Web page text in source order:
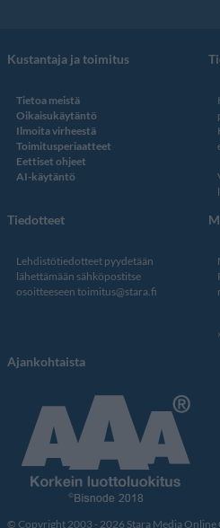
Kustantaja ja toimitus
Tietoa meistä
Oikaisukäytäntö
Ilmoita virheestä
Toimitusperiaatteet
Eettiset ohjeet
AI-käytäntö
Tiedotteet
Lehdistötiedotteet pyydetään
lähettämään sähköpostitse
osoitteeseen toimitus@stara.fi
Ajankohtaista
© Copyright 2003 - 2026 Stara Media Online